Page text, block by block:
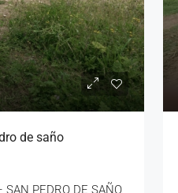
de saño
SAN PEDRO DE SAÑO,